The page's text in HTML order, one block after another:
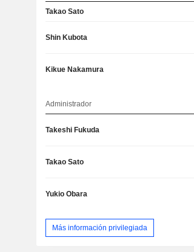
Takao Sato
Shin Kubota
Kikue Nakamura
Administrador
Takeshi Fukuda
Takao Sato
Yukio Obara
Más información privilegiada